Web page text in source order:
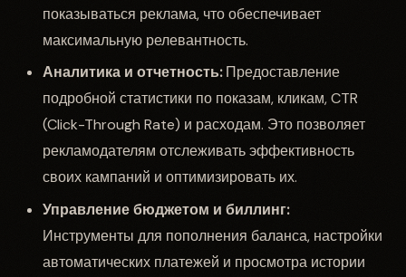
показываться реклама, что обеспечивает
максимальную релевантность.
Аналитика и отчетность:Предоставление
подробной статистики по показам, кликам, CTR
(Click-Through Rate) и расходам. Это позволяет
рекламодателям отслеживать эффективность
своих кампаний и оптимизировать их.
Управление бюджетом и биллинг:
Инструменты для пополнения баланса, настройки
автоматических платежей и просмотра истории